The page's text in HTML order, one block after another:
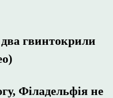
гвинтокрили
Філадельфія не